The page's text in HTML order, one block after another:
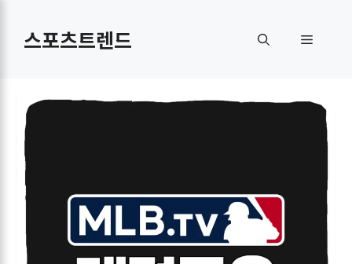
스포츠트렌드 메